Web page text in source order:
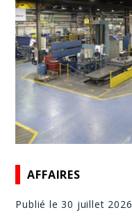
AFFAIRES
Publié le 30 juillet 2026